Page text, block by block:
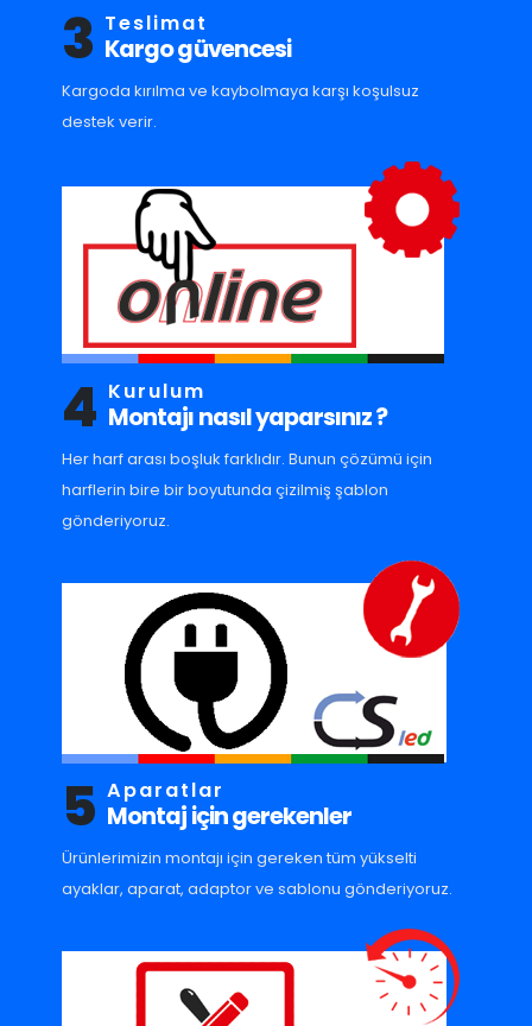
3 Teslimat
Kargo güvencesi
Kargoda kırılma ve kaybolmaya karşı koşulsuz
destek verir.
4 Kurulum
Montajı nasıl yaparsınız ?
Her harf arası boşluk farklıdır. Bunun çözümü için
harflerin bire bir boyutunda çizilmiş şablon
gönderiyoruz.
5 Aparatlar
Montaj için gerekenler
Ürünlerimizin montajı için gereken tüm yükselti
ayaklar, aparat, adaptor ve sablonu gönderiyoruz.